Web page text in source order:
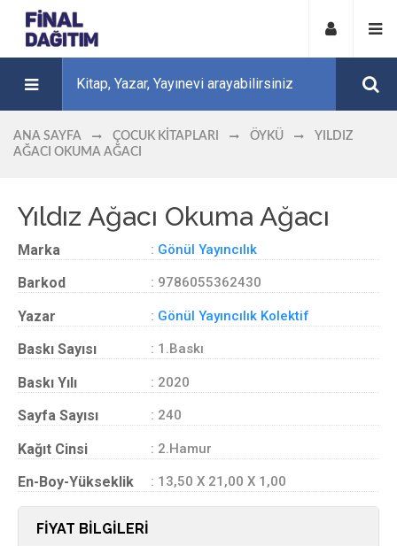
ANA SAYFA ÇOCUK KITAPLARI ÖYKÜ
YILDIZ
AĞACI OKUMA AĞACI
Yıldız Ağacı Okuma Ağacı
Marka : Gönül Yayıncılık
Barkod : 9786055362430
Yazar : Gönül Yayıncılık Kolektif
Baskı Sayısı : 1.Baskı
Baskı Yılı : 2020
Sayfa Sayısı : 240
Kağıt Cinsi : 2.Hamur
En-Boy-Yükseklik : 13,50 X 21,00 X 1,00
FİYAT BİLGİLERİ